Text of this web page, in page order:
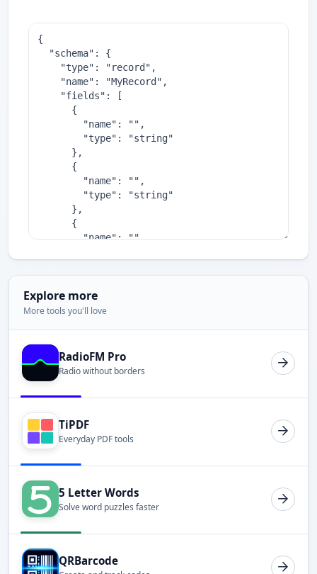
Explore more
More tools you'll love
RadioFM Pro
Radio without borders
TiPDF
Everyday PDF tools
5 Letter Words
Solve word puzzles faster
QRBarcode